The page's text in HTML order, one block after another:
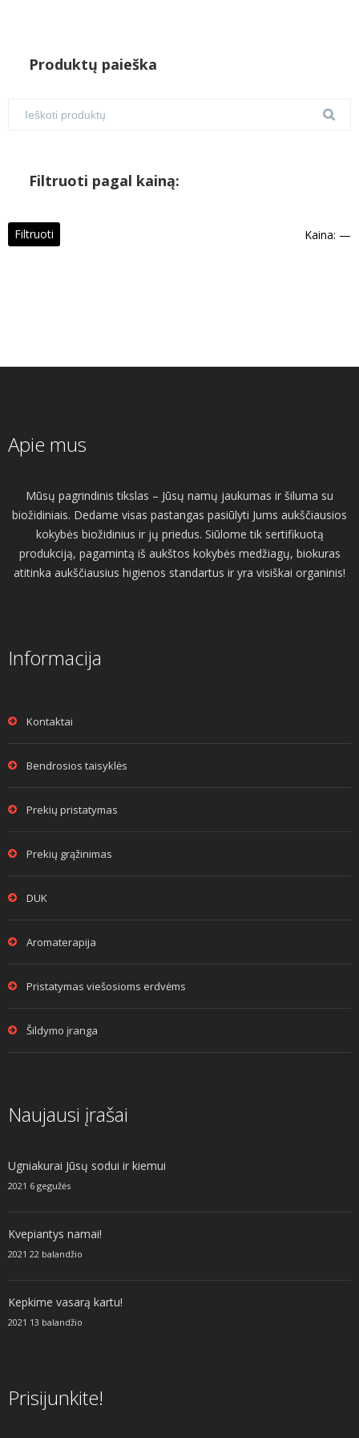
Produktų paieška
Filtruoti pagal kainą:
Filtruoti Kaina: —
Apie mus
Mūsų pagrindinis tikslas – Jūsų namų jaukumas ir šiluma su
biožidiniais. Dedame visas pastangas pasiūlyti Jums aukščiausios
kokybės biožidinius ir jų priedus. Siūlome tik sertifikuotą
produkciją, pagamintą iš aukštos kokybės medžiagų, biokuras
atitinka aukščiausius higienos standartus ir yra visiškai organinis!
Informacija
Kontaktai
Bendrosios taisyklės
Prekių pristatymas
Prekių grąžinimas
DUK
Aromaterapija
Pristatymas viešosioms erdvėms
Šildymo įranga
Naujausi įrašai
Ugniakurai Jūsų sodui ir kiemui
2021 6 gegužės
Kvepiantys namai!
2021 22 balandžio
Kepkime vasarą kartu!
2021 13 balandžio
Prisijunkite!